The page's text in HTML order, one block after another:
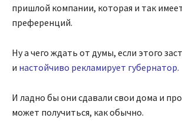
пришлой компании, которая и так
преференций.
Ну а чего ждать от думы, если этого
и настойчиво рекламирует губернатор.
И ладно бы они сдавали свои дома и
может получиться, как обычно.